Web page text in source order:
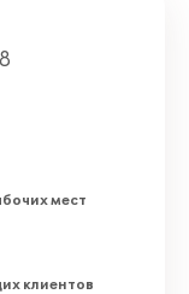
мест
клиентов